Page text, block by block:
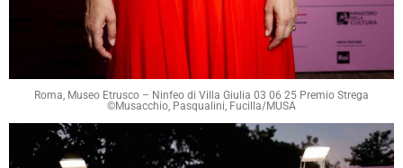
Roma, Museo Etrusco – Ninfeo di Villa Giulia 03 06 25 Premio Strega
©Musacchio, Pasqualini, Fucilla/MUSA